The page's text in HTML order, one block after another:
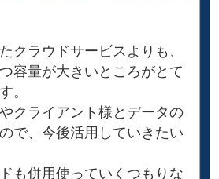
クラウドサービスよりも、
容量が大きいところがとて
。
クライアント様とデータの
で、今後活用していきたい
も併用使っていくつもりな